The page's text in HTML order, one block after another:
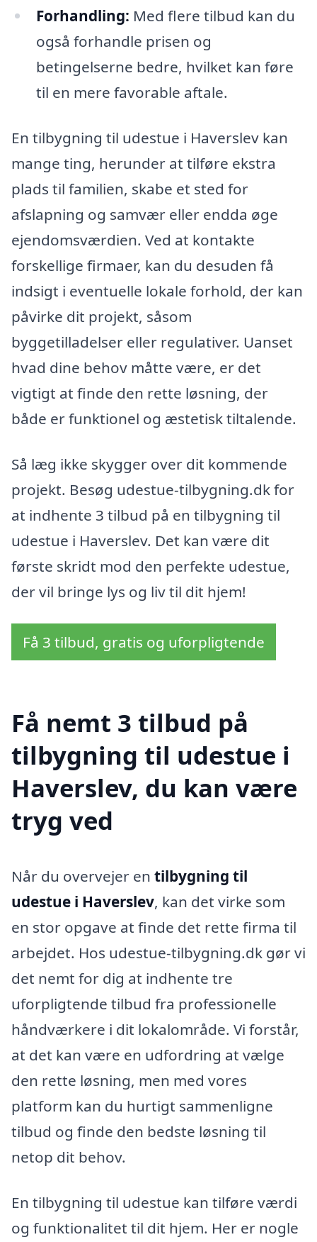
Forhandling: Med flere tilbud kan du
også forhandle prisen og
betingelserne bedre, hvilket kan føre
til en mere favorable aftale.
En tilbygning til udestue i Haverslev kan
mange ting, herunder at tilføre ekstra
plads til familien, skabe et sted for
afslapning og samvær eller endda øge
ejendomsværdien. Ved at kontakte
forskellige firmaer, kan du desuden få
indsigt i eventuelle lokale forhold, der kan
påvirke dit projekt, såsom
byggetilladelser eller regulativer. Uanset
hvad dine behov måtte være, er det
vigtigt at finde den rette løsning, der
både er funktionel og æstetisk tiltalende.
Så læg ikke skygger over dit kommende
projekt. Besøg udestue-tilbygning.dk for
at indhente 3 tilbud på en tilbygning til
udestue i Haverslev. Det kan være dit
første skridt mod den perfekte udestue,
der vil bringe lys og liv til dit hjem!
Få 3 tilbud, gratis og uforpligtende
Få nemt 3 tilbud på
tilbygning til udestue i
Haverslev, du kan være
tryg ved
Når du overvejer en tilbygning til
udestue i Haverslev, kan det virke som
en stor opgave at finde det rette firma til
arbejdet. Hos udestue-tilbygning.dk gør vi
det nemt for dig at indhente tre
uforpligtende tilbud fra professionelle
håndværkere i dit lokalområde. Vi forstår,
at det kan være en udfordring at vælge
den rette løsning, men med vores
platform kan du hurtigt sammenligne
tilbud og finde den bedste løsning til
netop dit behov.
En tilbygning til udestue kan tilføre værdi
og funktionalitet til dit hjem. Her er nogle